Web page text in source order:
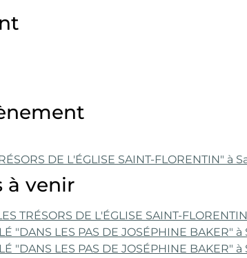
DE L'ÉGLISE SAINT-FLORENTIN" à
à venir
TRÉSORS DE L'ÉGLISE SAINT-
"DANS LES PAS DE JOSÉPHINE BAKER"
"DANS LES PAS DE JOSÉPHINE BAKER"